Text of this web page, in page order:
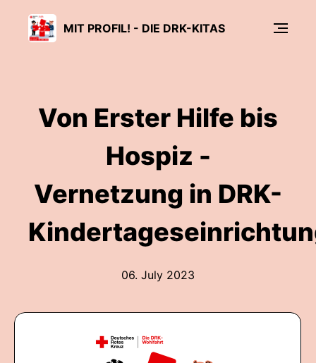
MIT PROFIL! - DIE DRK-KITAS
Von Erster Hilfe bis
Hospiz -
Vernetzung in DRK-
06. July 2023